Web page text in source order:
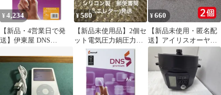
¥ 4,234
【新品・4営業日で発
送】伊東屋 DNS
DNS506
¥580
【新品未使用品】2個セ
ット電気圧力鍋圧力ピ
ンキャップ アイリス
オーヤマ互換品
¥660
【新品未使用・匿名配
送】アイリスオーヤマ
電気圧力鍋 ピンキャッ
プ 圧力表示ピン用 パッ
キン 2個 即購入OK